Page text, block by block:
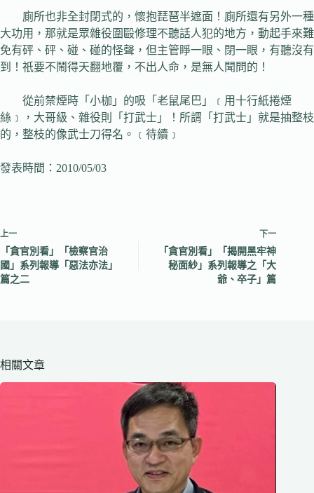
廁所也非全封閉式的，懷抱琵琶半遮面！廁所還有另外一種
大功用，那就是眾雜役圍毆修理不聽話人犯的地方，動起手來難
免有砰、砰、碰、碰的怪聲，但主管睜一眼、閉一眼，有聽沒有
到！祇要不鬧得天翻地覆，不出人命，是無人聞問的！
從前禁煙時「小枷」的吸「老鼠尾巴」﹝用十行紙捲煙
絲﹞，大哥級、雜役則「打武士」！所謂「打武士」就是抽整枝
的，整枝的像武士刀得名。﹝待續﹞
發表時間：2010/05/03
上一
「貪官別看」「檢察官治
國」系列報導「惡法亦法」
篇之二
下一
「貪官別看」「揭開黑牢神
秘面紗」系列報導之「大
爺、卒子」篇
相關文章